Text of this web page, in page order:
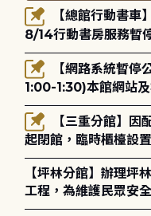
8/14行動書房服務暫
1:00-1:30)本館網站
網路升級更新將暫停
起閉館，臨時櫃檯設
造成不便，敬請見諒。
【坪林分館】辦理坪
工程，為維護民眾安